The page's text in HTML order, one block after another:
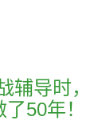
辅导时，
50年！